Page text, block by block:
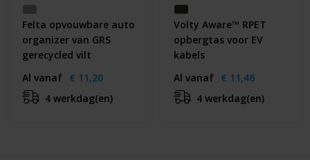
Felta opvouwbare auto
organizer van GRS
gerecycled vilt
Al vanaf € 11,20
4 werkdag(en)
Volty Aware™ RPET
opbergtas voor EV
kabels
Al vanaf € 11,46
4 werkdag(en)